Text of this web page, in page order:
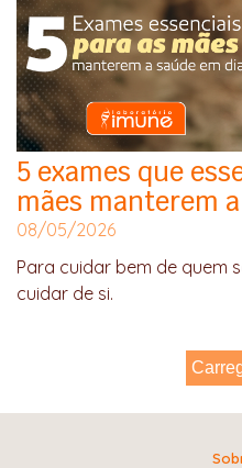
5 exames que
mães manterem
08/05/2026
Para cuidar bem de quem
cuidar de si.